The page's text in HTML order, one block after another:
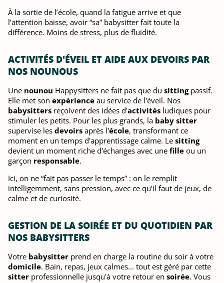
À la sortie de l’école, quand la fatigue arrive et que
l’attention baisse, avoir “sa” babysitter fait toute la
différence. Moins de stress, plus de fluidité.
ACTIVITÉS D'ÉVEIL ET AIDE AUX DEVOIRS PAR
NOS NOUNOUS
Une nounou Happysitters ne fait pas que du sittingpassif.
Elle met son expérience au service de l'éveil. Nos
babysitters reçoivent des idées d'activités ludiques pour
stimuler les petits. Pour les plus grands, la baby sitter
supervise les devoirs après l'école, transformant ce
moment en un temps d'apprentissage calme. Le sitting
devient un moment riche d'échanges avec une fille ou un
garçon responsable.
Ici, on ne “fait pas passer le temps” : on le remplit
intelligemment, sans pression, avec ce qu’il faut de jeux, de
calme et de curiosité.
GESTION DE LA SOIRÉE ET DU QUOTIDIEN PAR
NOS BABYSITTERS
Votre babysitter prend en charge la routine du soir à votre
domicile. Bain, repas, jeux calmes... tout est géré par cette
sitter professionnelle jusqu'à votre retour en soirée. Vous